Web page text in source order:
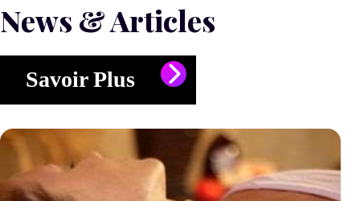
News & Articles
Savoir Plus